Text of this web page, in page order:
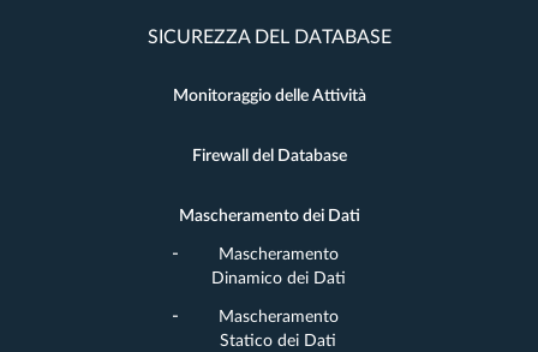
SICUREZZA DEL DATABASE
Monitoraggio delle Attività
Firewall del Database
Mascheramento dei Dati
Mascheramento
Dinamico dei Dati
Mascheramento
Statico dei Dati